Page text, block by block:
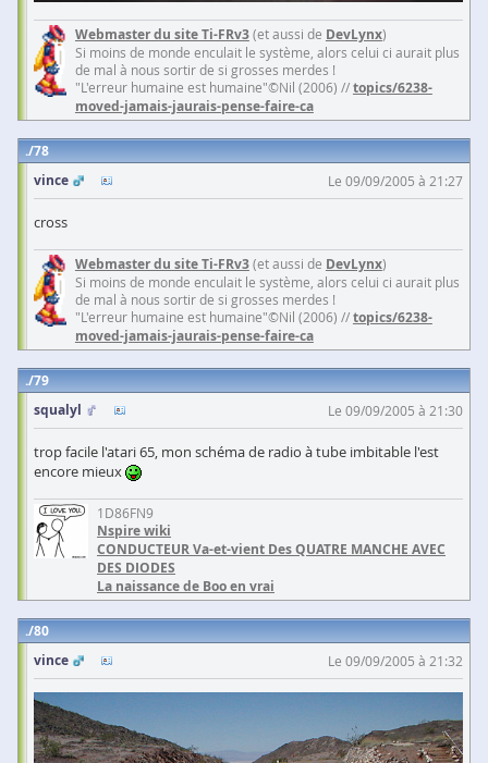
Webmaster du site Ti-FRv3(et aussi de DevLynx)
Si moins de monde enculait le système, alors celui ci aurait plus
de mal à nous sortir de si grosses merdes !
"L'erreur humaine est humaine"©Nil (2006) //topics/6238-
moved-jamais-jaurais-pense-faire-ca
78
vince
Le 09/09/2005 à 21:27
cross
Webmaster du site Ti-FRv3(et aussi de DevLynx)
Si moins de monde enculait le système, alors celui ci aurait plus
de mal à nous sortir de si grosses merdes !
"L'erreur humaine est humaine"©Nil (2006) //topics/6238-
moved-jamais-jaurais-pense-faire-ca
79
squalyl
Le 09/09/2005 à 21:30
trop facile l'atari 65, mon schéma de radio à tube imbitable l'est
encore mieux
1D86FN9
Nspire wiki
CONDUCTEUR Va-et-vient Des QUATRE MANCHE AVEC
DES DIODES
La naissance de Boo en vrai
80
vince
Le 09/09/2005 à 21:32